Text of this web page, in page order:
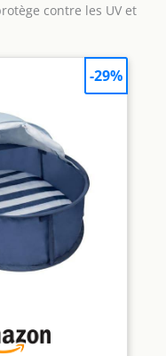
se plie et se déplie
design pliable et peu
rangement et permet
le coffre pendant vos
COMPAGNON DE
tout-petits compact se
de place. Livré avec son
: le berceau de
Dreams est conçu pour
optimale, garantissant
lorsqu’il joue ou
repose
contre les UV et
-29%